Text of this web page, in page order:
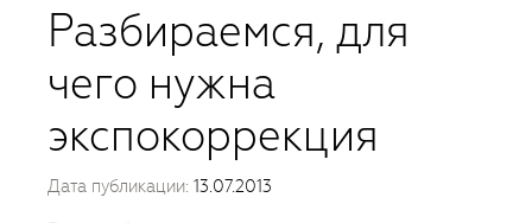
Разбираемся, для
чего нужна
экспокоррекция
Дата публикации: 13.07.2013